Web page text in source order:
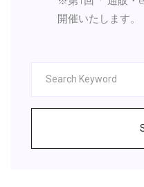
開催いたします。